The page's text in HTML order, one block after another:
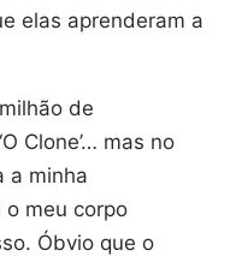
elas aprenderam a
de
Clone’… mas no
a minha
o meu corpo
Óbvio que o